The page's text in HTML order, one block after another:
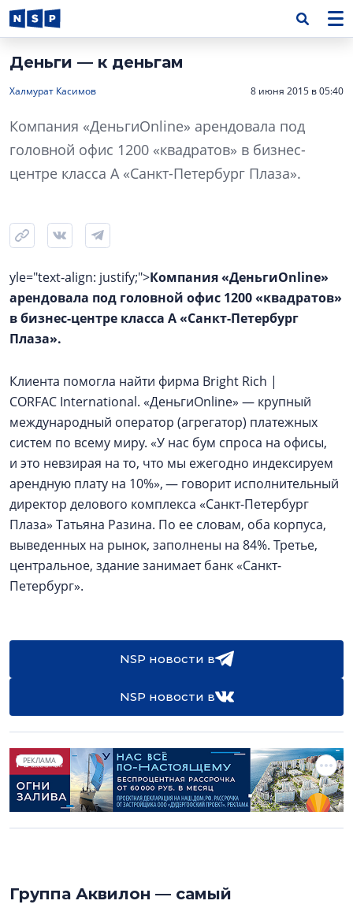
Деньги — к деньгам
Халмурат Касимов 8 июня 2015 в 05:40
Компания «ДеньгиOnline» арендовала под
головной офис 1200 «квадратов» в бизнес-
центре класса А «Санкт-Петербург Плаза».
yle="text-align: justify;">Компания «ДеньгиOnline»
арендовала под головной офис 1200 «квадратов»
в бизнес-центре класса А «Санкт-Петербург
Плаза».
Клиента помогла найти фирма Bright Rich |
CORFAC International. «ДеньгиOnline» — крупный
международный оператор (агрегатор) платежных
систем по всему миру. «У нас бум спроса на офисы,
и это невзирая на то, что мы ежегодно индексируем
арендную плату на 10%», — говорит исполнительный
директор делового комплекса «Санкт-Петербург
Плаза» Татьяна Разина. По ее словам, оба корпуса,
выведенных на рынок, заполнены на 84%. Третье,
центральное, здание занимает банк «Санкт-
Петербург».
NSP новости в
NSP новости в
РЕКЛАМА
Группа Аквилон — самый